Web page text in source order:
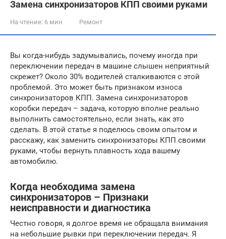
Замена синхронизаторов КПП своими руками
На чтение: 6 мин Ремонт
Вы когда-нибудь задумывались, почему иногда при
переключении передач в машине слышен неприятный
скрежет? Около 30% водителей сталкиваются с этой
проблемой. Это может быть признаком износа
синхронизаторов КПП. Замена синхронизаторов
коробки передач – задача, которую вполне реально
выполнить самостоятельно, если знать, как это
сделать. В этой статье я поделюсь своим опытом и
расскажу, как заменить синхронизаторы КПП своими
руками, чтобы вернуть плавность хода вашему
автомобилю.
Когда необходима замена
синхронизаторов – Признаки
неисправности и диагностика
Честно говоря, я долгое время не обращала внимания
на небольшие рывки при переключении передач. Я